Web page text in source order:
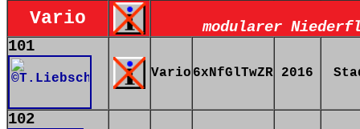
Vario
modularer
101
Vario 6xNfGlTwZR 2016
102